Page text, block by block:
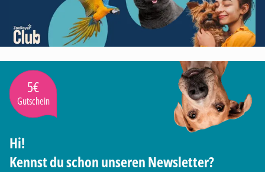
5€
Gutschein
Hi!
Kennst du schon unseren Newsletter?